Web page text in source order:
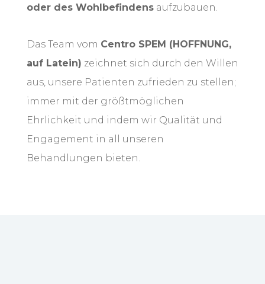
oder des Wohlbefindensaufzubauen.
Das Team vom Centro SPEM (HOFFNUNG,
auf Latein) zeichnet sich durch den Willen
aus, unsere Patienten zufrieden zu stellen;
immer mit der größtmöglichen
Ehrlichkeit und indem wir Qualität und
Engagement in all unseren
Behandlungen bieten.